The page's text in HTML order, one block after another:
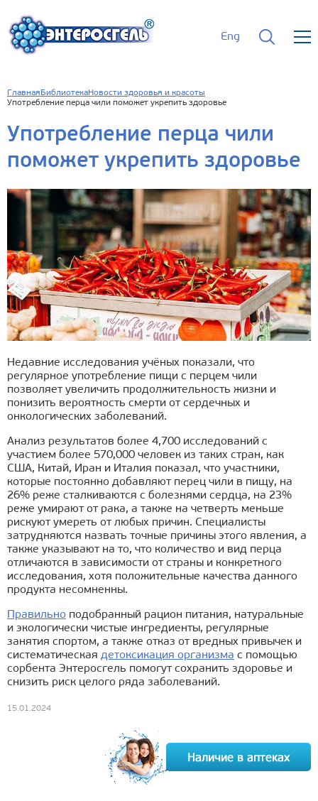
Eng
Главная БиблиотекаНовости здоровья и красоты
Употребление перца чили поможет укрепить здоровье
Употребление перца чили
поможет укрепить здоровье
Недавние исследования учёных показали, что
регулярное употребление пищи с перцем чили
позволяет увеличить продолжительность жизни и
понизить вероятность смерти от сердечных и
онкологических заболеваний.
Анализ результатов более 4,700 исследований с
участием более 570,000 человек из таких стран, как
США, Китай, Иран и Италия показал, что участники,
которые постоянно добавляют перец чили в пищу, на
26% реже сталкиваются с болезнями сердца, на 23%
реже умирают от рака, а также на четверть меньше
рискуют умереть от любых причин. Специалисты
затрудняются назвать точные причины этого явления, а
также указывают на то, что количество и вид перца
отличаются в зависимости от страны и конкретного
исследования, хотя положительные качества данного
продукта несомненны.
Правильно подобранный рацион питания, натуральные
и экологически чистые ингредиенты, регулярные
занятия спортом, а также отказ от вредных привычек и
систематическая детоксикация организма с помощью
сорбента Энтеросгель помогут сохранить здоровье и
снизить риск целого ряда заболеваний.
15.01.2024